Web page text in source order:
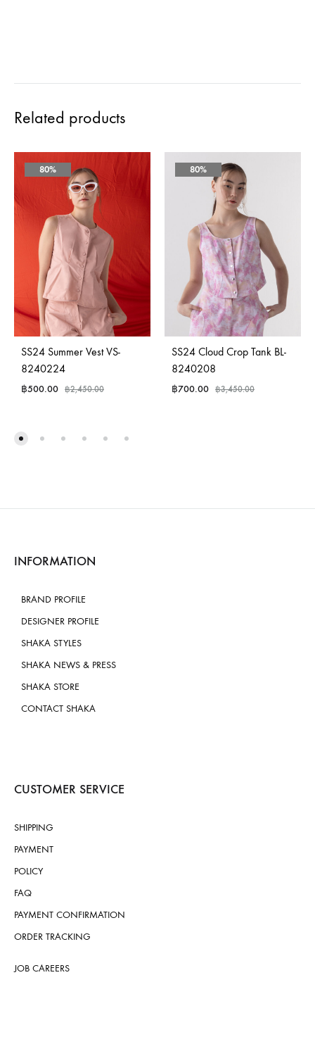
Related products
80%
SS24 Summer Vest VS-
8240224
฿500.00 ฿2,450.00
80%
SS24 Cloud Crop Tank BL-
8240208
฿700.00 ฿3,450.00
INFORMATION
BRAND PROFILE
DESIGNER PROFILE
SHAKA STYLES
SHAKA NEWS & PRESS
SHAKA STORE
CONTACT SHAKA
CUSTOMER SERVICE
SHIPPING
PAYMENT
POLICY
FAQ
PAYMENT CONFIRMATION
ORDER TRACKING
JOB CAREERS